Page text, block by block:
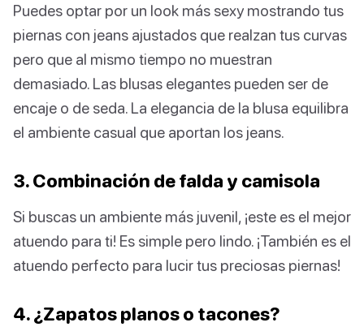
Puedes optar por un look más sexy mostrando tus
piernas con jeans ajustados que realzan tus curvas
pero que al mismo tiempo no muestran
demasiado. Las blusas elegantes pueden ser de
encaje o de seda. La elegancia de la blusa equilibra
el ambiente casual que aportan los jeans.
3. Combinación de falda y camisola
Si buscas un ambiente más juvenil, ¡este es el mejor
atuendo para ti! Es simple pero lindo. ¡También es el
atuendo perfecto para lucir tus preciosas piernas!
4. ¿Zapatos planos o tacones?